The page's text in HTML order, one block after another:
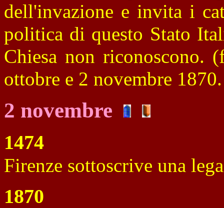
dell'invazione e invita i
politica di questo Stato
Chiesa non riconoscono.
ottobre e 2 novembre 1870.
2 novembre
1474
Firenze sottoscrive una
1870